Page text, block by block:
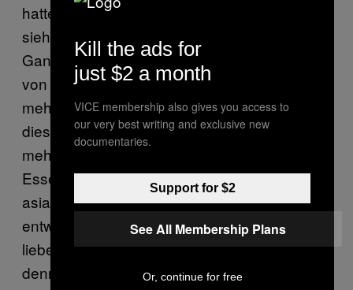
hatten so viel Spass beim Dreh! Trotzdem
sieht Scorsese da aus wie Sky Du Mont.Das
Ganze basiert noch dazu auf einem Buch
von Brian Selznick? So scheint mir immer
mehr, dass diese wirklich nette Geschichte,
dieses äußerst fein geschliffene Stück Kino,
mehr oder weniger Misch-Faschiertes Reste-
Essen ist. Bin ich zu verroht durch
asiatisches Kino, hat michPiranha 3D
entweiht für ungezwungenes und
liebenswertes feel-good-Drama? Seht ihr sie
denn nicht, all die Fäden über den Puppen!
Kill the ads for
just $2 a month
VICE membership also gives you access to
our very best writing and exclusive new
documentaries.
Support for $2
See All Membership Plans
Or, continue for free